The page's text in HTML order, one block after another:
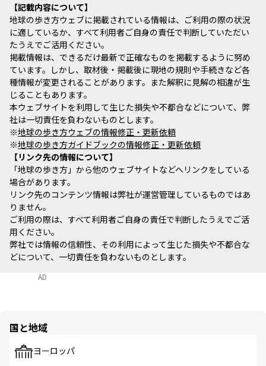
記載内容について
地球の歩き方ウェブに掲載されている情報は、ご利用の際の状況
に適しているか、すべて利用者ご自身の責任で判断していただい
たうえでご活用ください。
掲載情報は、できるだけ最新で正確なものを掲載するように努め
ています。しかし、取材後・掲載後に現地の規則や手続きなど各
種情報が変更されることがあります。また解釈に見解の相違が生
じることもあります。
本ウェブサイトを利用して生じた損失や不都合などについて、弊
社は一切責任を負わないものとします。
※地球の歩き方ウェブの情報修正・更新依頼
※地球の歩き方ガイドブックの情報修正・更新依頼
リンク先の情報について
「地球の歩き方」から他のウェブサイトなどへリンクをしている
場合があります。
リンク先のコンテンツ情報は弊社が運営管理しているものではあ
りません。
ご利用の際は、すべて利用者ご自身の責任で判断したうえでご活
用ください。
弊社では情報の信頼性、その利用によって生じた損失や不都合な
どについて、一切責任を負わないものとします。
AD
国と地域
ヨーロッパ